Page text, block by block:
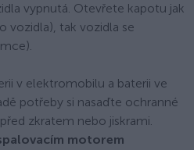
vypnutá. Otevřete kapotu jak
vozidla), tak vozidla se
v elektromobilu a baterii ve
potřeby si nasaďte ochranné
zkratem nebo jiskrami.
motorem